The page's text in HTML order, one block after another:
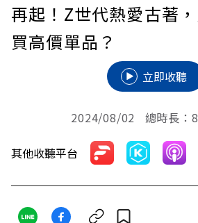
再起！Z世代熱愛古著
買高價單品？
立即收聽
2024/08/02 總時長：
其他收聽平台